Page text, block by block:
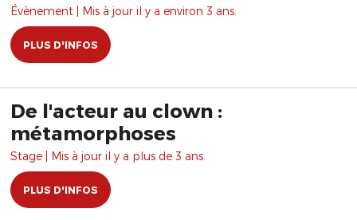
Évènement | Mis à jour il y a environ 3 ans.
PLUS D'INFOS
De l'acteur au clown :
métamorphoses
Stage | Mis à jour il y a plus de 3 ans.
PLUS D'INFOS